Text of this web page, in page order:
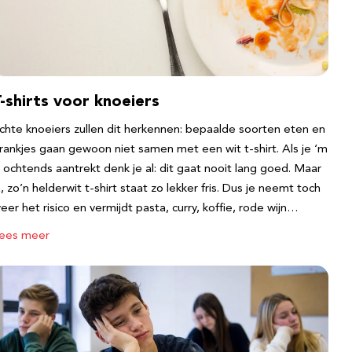
shirts voor knoeiers
knoeiers zullen dit herkennen: bepaalde soorten eten en
gaan gewoon niet samen met een wit t-shirt. Als je ‘m
ochtends aantrekt denk je al: dit gaat nooit lang goed. Maar
zo’n helderwit t-shirt staat zo lekker fris. Dus je neemt toch
het risico en vermijdt pasta, curry, koffie, rode wijn…
meer